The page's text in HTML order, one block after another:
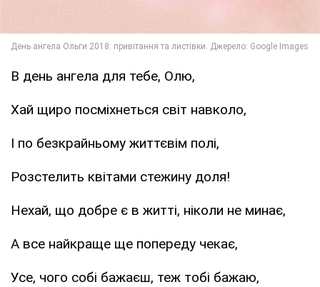
В день ангела для тебе, Олю,
Хай щиро посміхнеться світ навколо,
І по безкрайньому життєвім полі,
Розстелить квітами стежину доля!
Нехай, що добре є в житті, ніколи не минає,
А все найкраще ще попереду чекає,
Усе, чого собі бажаєш, теж тобі бажаю,